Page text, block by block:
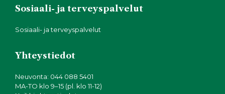
Sosiaali- ja terveyspalvelut
Sosiaali- ja terveyspalvelut
Yhteystiedot
Neuvonta: 044 088 5401
MA-TO klo 9–15 (pl. klo 11-12)